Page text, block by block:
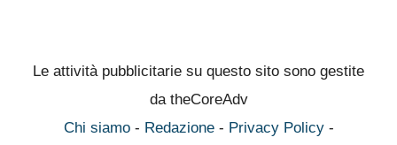
Le attività pubblicitarie su questo sito sono gestite
da theCoreAdv
Chi siamo- Redazione- Privacy Policy-